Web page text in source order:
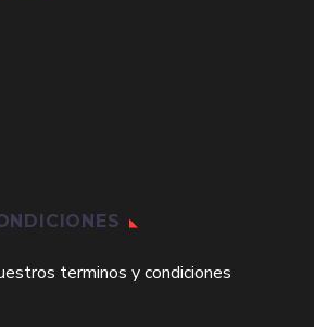
terminos y condiciones